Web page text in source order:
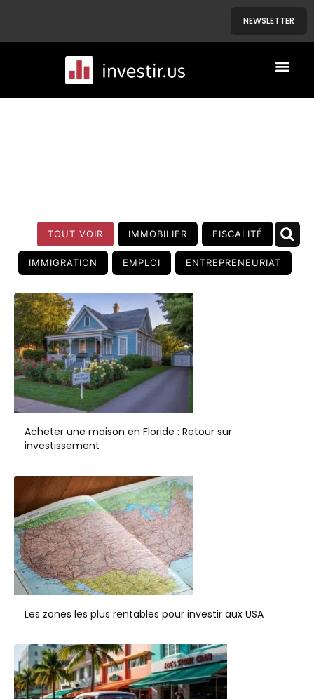
NEWSLETTER
TOUT VOIR IMMOBILIER FISCALITÉ
IMMIGRATION EMPLOI ENTREPRENEURIAT
Acheter une maison en Floride : Retour sur
investissement
Les zones les plus rentables pour investir aux USA